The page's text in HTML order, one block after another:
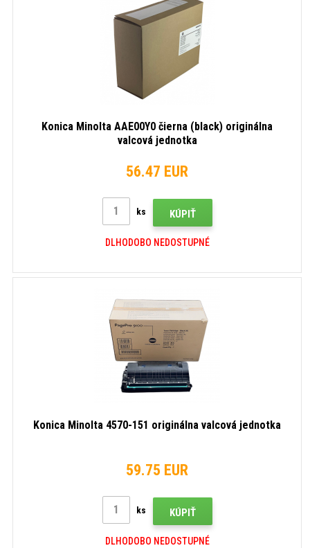
Konica Minolta AAE00Y0 čierna (black) originálna
valcová jednotka
56.47 EUR
ks KÚPIŤ
DLHODOBO NEDOSTUPNÉ
Konica Minolta 4570-151 originálna valcová jednotka
59.75 EUR
ks KÚPIŤ
DLHODOBO NEDOSTUPNÉ